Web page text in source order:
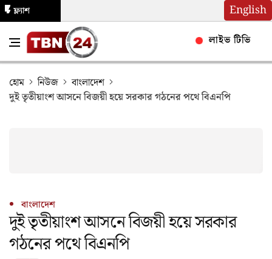
English
ফ্ল্যাশ
লাইভ টিভি
হোম নিউজ
বাংলাদেশ
দুই তৃতীয়াংশ আসনে বিজয়ী হয়ে সরকার গঠনের পথে বিএনপি
বাংলাদেশ
দুই তৃতীয়াংশ আসনে বিজয়ী হয়ে সরকার
গঠনের পথে বিএনপি